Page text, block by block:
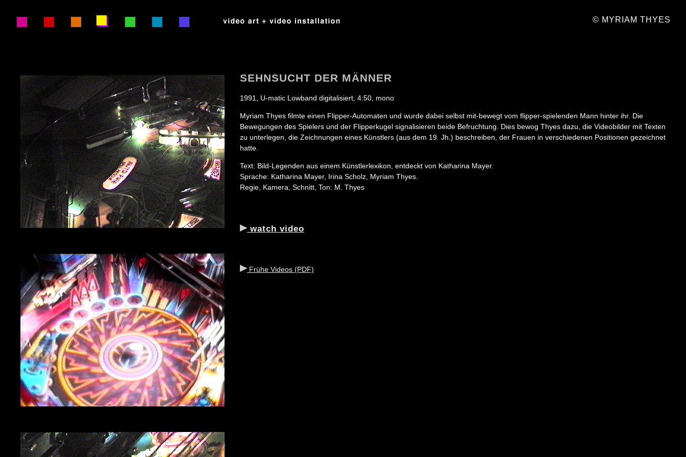
© MYRIAM THYES
SEHNSUCHT DER MÄNNER
1991, U-matic Lowband digitalisiert, 4:50, mono
Myriam Thyes filmte einen Flipper-Automaten und wurde dabei selbst mit-bewegt vom flipper-spielenden Mann hinter ihr. Die
Bewegungen des Spielers und der Flipperkugel signalisieren beide Befruchtung. Dies bewog Thyes dazu, die Videobilder mit Texten
zu unterlegen, die Zeichnungen eines Künstlers (aus dem 19. Jh.) beschreiben, der Frauen in verschiedenen Positionen gezeichnet
hatte.
Text: Bild-Legenden aus einem Künstlerlexikon, entdeckt von Katharina Mayer.
Sprache: Katharina Mayer, Irina Scholz, Myriam Thyes.
Regie, Kamera, Schnitt, Ton: M. Thyes
watch video
Frühe Videos (PDF)